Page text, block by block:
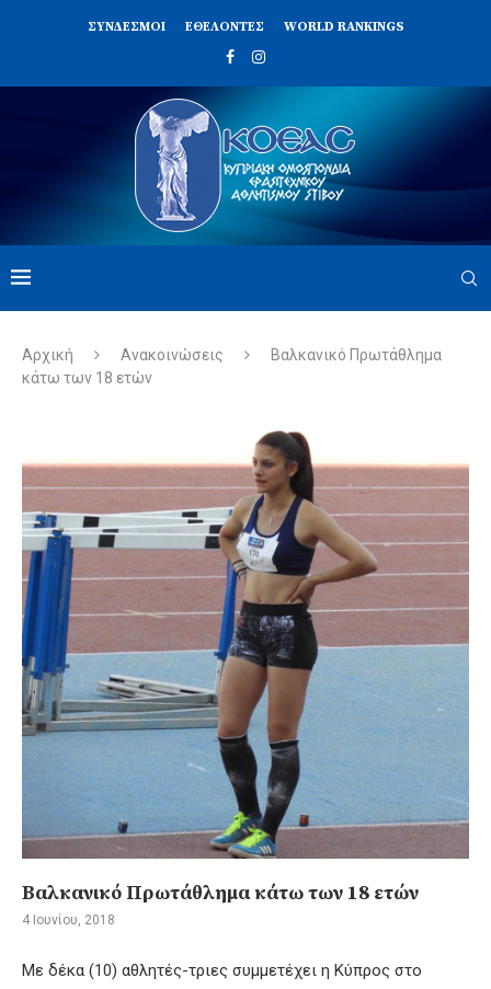
ΣΥΝΔΈΣΜΟΙ ΕΘΕΛΟΝΤΈΣ WORLD RANKINGS
Αρχική Ανακοινώσεις
Βαλκανικό Πρωτάθλημα
κάτω των 18 ετών
Βαλκανικό Πρωτάθλημα κάτω των 18 ετών
4 Ιουνίου, 2018
Με δέκα (10) αθλητές-τριες συμμετέχει η Κύπρος στο